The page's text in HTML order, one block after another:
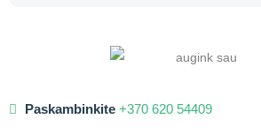
Paskambinkite +370 620 54409